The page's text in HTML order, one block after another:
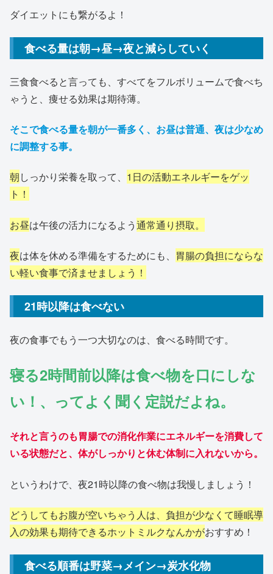
ダイエットにも繋がるよ！
食べる量は朝→昼→夜と減らしていく
三食食べると言っても、すべてをフルボリュームで食べち
ゃうと、痩せる効果は期待薄。
そこで食べる量を朝が一番多く、お昼は普通、夜は少なめ
に調整する事。
朝しっかり栄養を取って、 1日の活動エネルギーをゲッ
ト！
お昼は午後の活力になるよう通常通り摂取。
夜は体を休める準備をするためにも、 胃腸の負担にならな
い軽い食事で済ませましょう！
21時以降は食べない
夜の食事でもう一つ大切なのは、食べる時間です。
寝る2時間前以降は食べ物を口にしな
い！、ってよく聞く定説だよね。
それと言うのも胃腸での消化作業にエネルギーを消費して
いる状態だと、体がしっかりと休む体制に入れないから。
というわけで、夜21時以降の食べ物は我慢しましょう！
どうしてもお腹が空いちゃう人は、負担が少なくて睡眠導
入の効果も期待できるホットミルクなんかがおすすめ！
食べる順番は野菜→メイン→炭水化物